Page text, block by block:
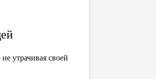
утрачивая своей